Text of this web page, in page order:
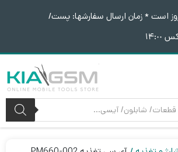
است * زمان ارسال سفارشها: پست/